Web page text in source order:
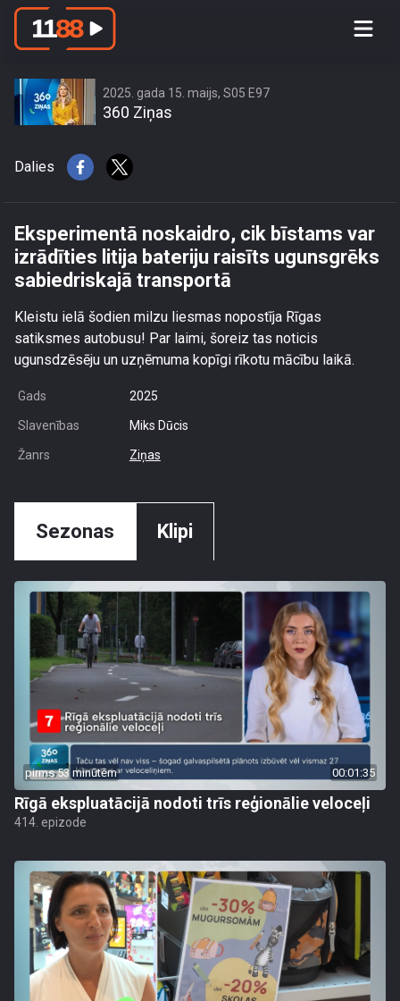
Eksperimentā noskaidro, cik bīstams
ugunsgrēks sabiedriskajā transportā
2025. gada 15. maijs, S05 E97
360 Ziņas
Dalies
Eksperimentā noskaidro, cik bīstams var
izrādīties litija bateriju raisīts ugunsgrēks
sabiedriskajā transportā
Kleistu ielā šodien milzu liesmas nopostīja Rīgas
satiksmes autobusu! Par laimi, šoreiz tas noticis
ugunsdzēsēju un uzņēmuma kopīgi rīkotu mācību laikā.
Gads 2025
Slavenības Miks Dūcis
Žanrs Ziņas
Sezonas Klipi
pirms 53 minūtēm 00:01:35
Rīgā ekspluatācijā nodoti trīs reģionālie veloceļi
414. epizode